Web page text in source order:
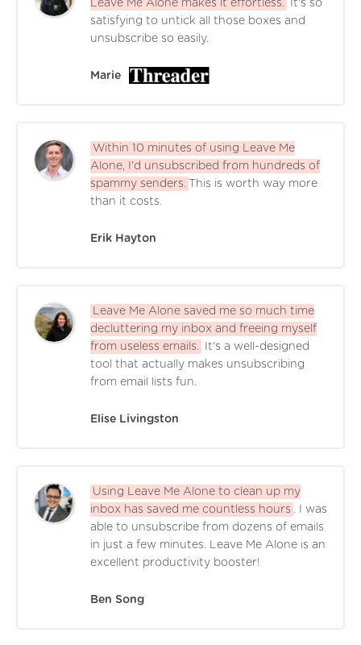
Leave Me Alone makes it effortless.
It's so
satisfying to untick all those boxes and
unsubscribe so easily.
Marie
Within 10 minutes of using Leave Me
Alone, I'd unsubscribed from hundreds of
spammy senders. This is worth way more
than it costs.
Erik Hayton
Leave Me Alone saved me so much time
decluttering my inbox and freeing myself
from useless emails.
It's a well-designed
tool that actually makes unsubscribing
from email lists fun.
Elise Livingston
Using Leave Me Alone to clean up my
inbox has saved me countless hours
. I was
able to unsubscribe from dozens of emails
in just a few minutes. Leave Me Alone is an
excellent productivity booster!
Ben Song